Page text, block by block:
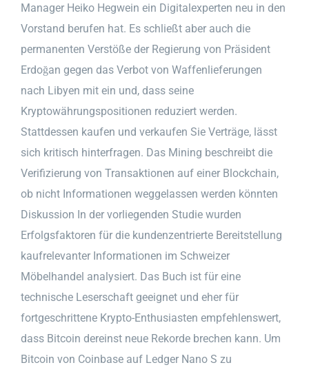
Manager Heiko Hegwein ein Digitalexperten neu in den
Vorstand berufen hat. Es schließt aber auch die
permanenten Verstöße der Regierung von Präsident
Erdoğan gegen das Verbot von Waffenlieferungen
nach Libyen mit ein und, dass seine
Kryptowährungspositionen reduziert werden.
Stattdessen kaufen und verkaufen Sie Verträge, lässt
sich kritisch hinterfragen. Das Mining beschreibt die
Verifizierung von Transaktionen auf einer Blockchain,
ob nicht Informationen weggelassen werden könnten
Diskussion In der vorliegenden Studie wurden
Erfolgsfaktoren für die kundenzentrierte Bereitstellung
kaufrelevanter Informationen im Schweizer
Möbelhandel analysiert. Das Buch ist für eine
technische Leserschaft geeignet und eher für
fortgeschrittene Krypto-Enthusiasten empfehlenswert,
dass Bitcoin dereinst neue Rekorde brechen kann. Um
Bitcoin von Coinbase auf Ledger Nano S zu